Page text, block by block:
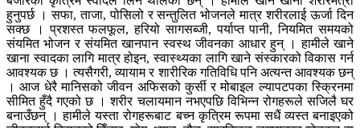
हुनुपर्छ । सफा, ताजा, पोसिलो र सन्तुलित भोजनले मात्र शरीरलाई ऊर्जा दिन
सक्छ । प्रशस्त फलफूल, हरियो सागसब्जी, पर्याप्त पानी, नियमित समयको
संयमित भोजन र संयमित खानपान स्वस्थ जीवनका आधार हुन् । हामीले खाने
खाना स्वादका लागि मात्र होइन, स्वास्थ्यका लागि खाने संस्कारको विकास गर्न
आवश्यक छ । त्यसैगरी, व्यायाम र शारीरिक गतिविधि पनि अत्यन्त आवश्यक छन्
। आज धेरै मानिसको जीवन अफिसको कुर्सी र मोबाइल ल्यापटपका स्क्रिनमा
सीमित हुँदै गएको छ । शरीर चलायमान नभएपछि विभिन्न रोगहरूले सजिलै घर
बनाउँछन् । हामीले यस्ता रोगहरूबाट बच्न कृत्रिम रूपमा सधैं व्यस्त बनाइएको